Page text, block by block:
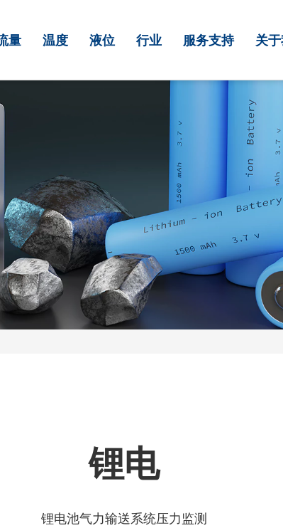
量 温度 液位 行业 服务支持 关
锂电
锂电池气力输送系统压力监测